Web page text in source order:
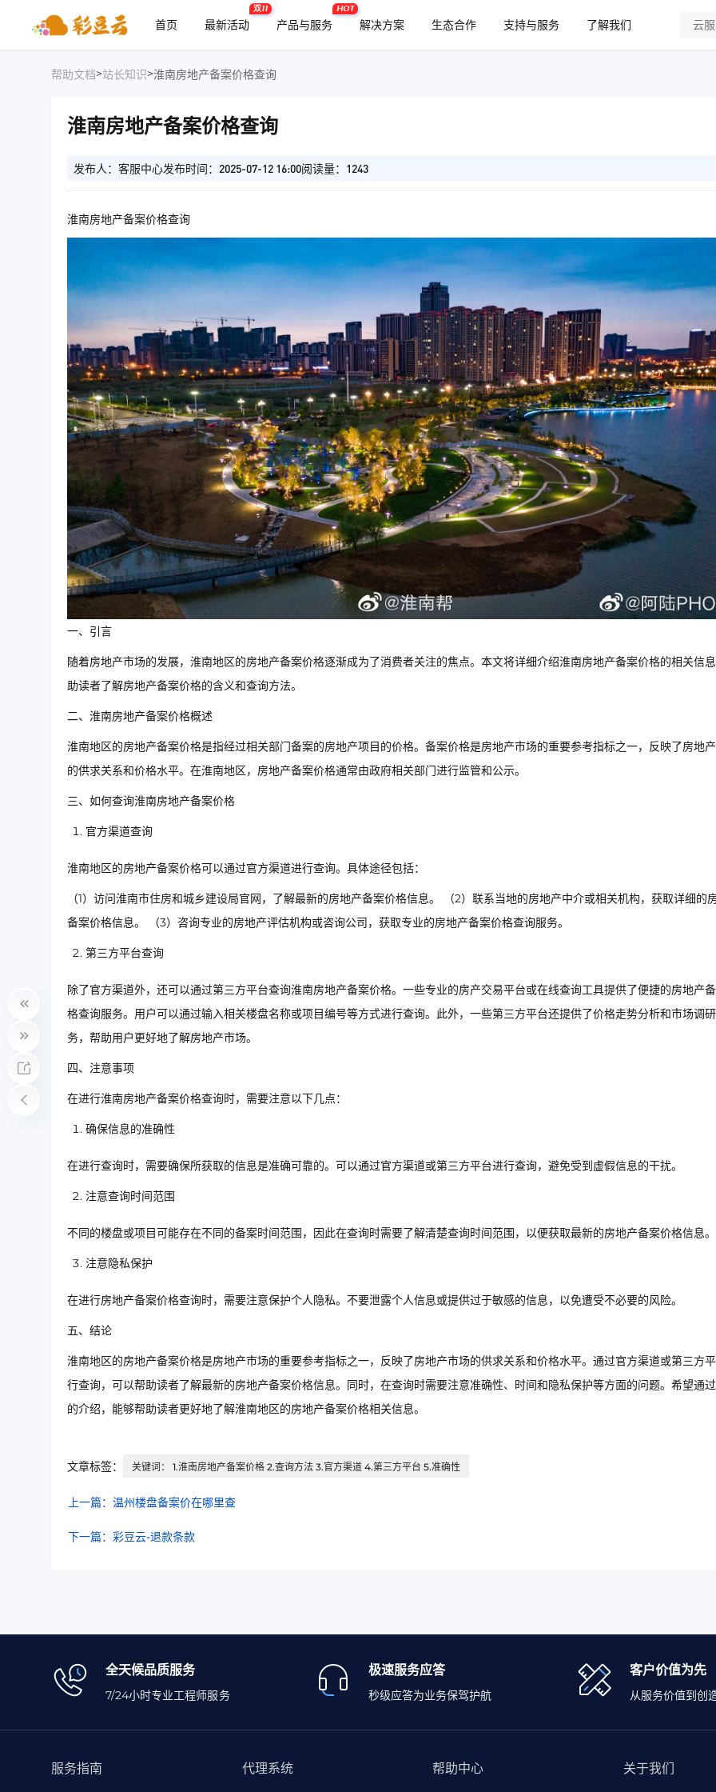
首页 最新活动
双11
产品与服务
HOT
解决方案 生态合作 支持与服务 了解我们
帮助文档>站长知识>淮南房地产备案价格查询
淮南房地产备案价格查询
发布人：客服中心发布时间：2025-07-12 16:00阅读量：1243
淮南房地产备案价格查询
一、引言
随着房地产市场的发展，淮南地区的房地产备案价格逐渐成为了消费者关注的焦点。本文将详细介绍淮南房地产备案价格的相关信
助读者了解房地产备案价格的含义和查询方法。
二、淮南房地产备案价格概述
淮南地区的房地产备案价格是指经过相关部门备案的房地产项目的价格。备案价格是房地产市场的重要参考指标之一，反映了房地
的供求关系和价格水平。在淮南地区，房地产备案价格通常由政府相关部门进行监管和公示。
三、如何查询淮南房地产备案价格
官方渠道查询
淮南地区的房地产备案价格可以通过官方渠道进行查询。具体途径包括：
（1）访问淮南市住房和城乡建设局官网，了解最新的房地产备案价格信息。 （2）联系当地的房地产中介或相关机构，获取详细的
备案价格信息。 （3）咨询专业的房地产评估机构或咨询公司，获取专业的房地产备案价格查询服务。
第三方平台查询
除了官方渠道外，还可以通过第三方平台查询淮南房地产备案价格。一些专业的房产交易平台或在线查询工具提供了便捷的房地产
格查询服务。用户可以通过输入相关楼盘名称或项目编号等方式进行查询。此外，一些第三方平台还提供了价格走势分析和市场调
务，帮助用户更好地了解房地产市场。
四、注意事项
在进行淮南房地产备案价格查询时，需要注意以下几点：
确保信息的准确性
在进行查询时，需要确保所获取的信息是准确可靠的。可以通过官方渠道或第三方平台进行查询，避免受到虚假信息的干扰。
注意查询时间范围
不同的楼盘或项目可能存在不同的备案时间范围，因此在查询时需要了解清楚查询时间范围，以便获取最新的房地产备案价格信息。
注意隐私保护
在进行房地产备案价格查询时，需要注意保护个人隐私。不要泄露个人信息或提供过于敏感的信息，以免遭受不必要的风险。
五、结论
淮南地区的房地产备案价格是房地产市场的重要参考指标之一，反映了房地产市场的供求关系和价格水平。通过官方渠道或第三方
行查询，可以帮助读者了解最新的房地产备案价格信息。同时，在查询时需要注意准确性、时间和隐私保护等方面的问题。希望通
的介绍，能够帮助读者更好地了解淮南地区的房地产备案价格相关信息。
文章标签： 关键词： 1.淮南房地产备案价格 2.查询方法 3.官方渠道 4.第三方平台 5.准确性
上一篇：温州楼盘备案价在哪里查
下一篇：彩豆云-退款条款
全天候品质服务
7/24小时专业工程师服务
极速服务应答
秒级应答为业务保驾护航
客户价值为先
从服务价值到创
服务指南 代理系统 帮助中心 关于我们